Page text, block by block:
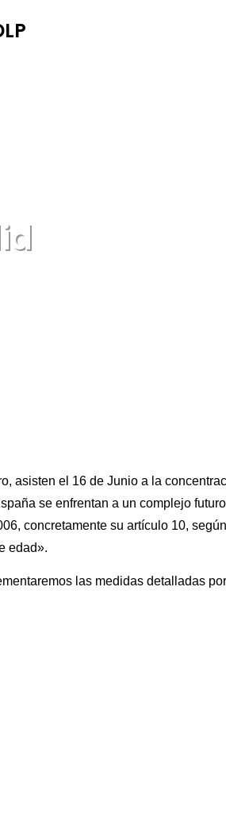
asisten el 16 de Junio a la
se enfrentan a un complejo
concretamente su artículo 10,
edad».
las medidas detalladas